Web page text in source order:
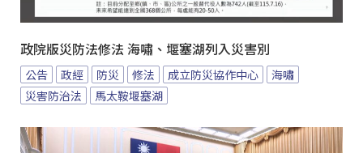
政院版災防法修法 海嘯、堰塞湖列入災害別
公告 政經 防災 修法 成立防災協作中心
海嘯
災害防治法
馬太鞍堰塞湖